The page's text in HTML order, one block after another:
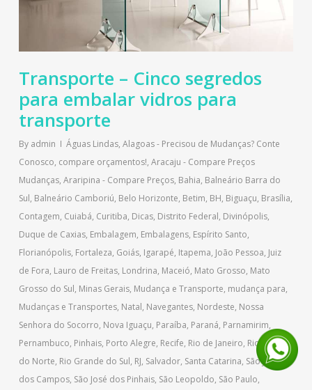
Transporte – Cinco segredos
para embalar vidros para
transporte
By admin Águas Lindas, Alagoas - Precisou de Mudanças? Conte
Conosco, compare orçamentos!, Aracaju - Compare Preços
Mudanças, Araripina - Compare Preços, Bahia, Balneário Barra do
Sul, Balneário Camboriú, Belo Horizonte, Betim, BH, Biguaçu, Brasília,
Contagem, Cuiabá, Curitiba, Dicas, Distrito Federal, Divinópolis,
Duque de Caxias, Embalagem, Embalagens, Espírito Santo,
Florianópolis, Fortaleza, Goiás, Igarapé, Itapema, João Pessoa, Juiz
de Fora, Lauro de Freitas, Londrina, Maceió, Mato Grosso, Mato
Grosso do Sul, Minas Gerais, Mudança e Transporte, mudança para,
Mudanças e Transportes, Natal, Navegantes, Nordeste, Nossa
Senhora do Socorro, Nova Iguaçu, Paraíba, Paraná, Parnamirim,
Pernambuco, Pinhais, Porto Alegre, Recife, Rio de Janeiro, Rio Grande
do Norte, Rio Grande do Sul, RJ, Salvador, Santa Catarina, São José
dos Campos, São José dos Pinhais, São Leopoldo, São Paulo,